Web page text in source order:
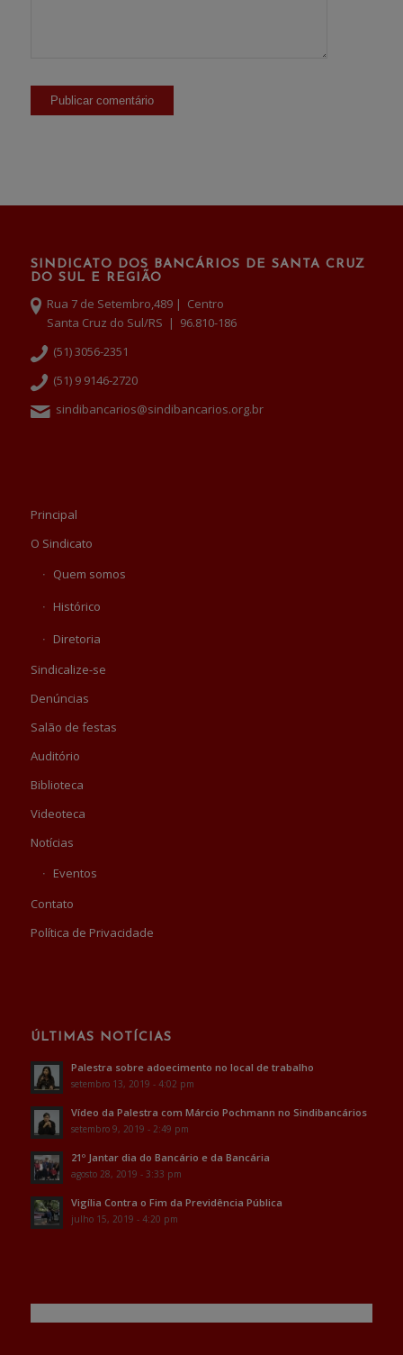
SINDICATO DOS BANCÁRIOS DE SANTA CRUZ
DO SUL E REGIÃO
Rua 7 de Setembro,489 | Centro
Santa Cruz do Sul/RS | 96.810-186
(51) 3056-2351
(51) 9 9146-2720
sindibancarios@sindibancarios.org.br
Principal
O Sindicato
Quem somos
Histórico
Diretoria
Sindicalize-se
Denúncias
Salão de festas
Auditório
Biblioteca
Videoteca
Notícias
Eventos
Contato
Política de Privacidade
ÚLTIMAS NOTÍCIAS
Palestra sobre adoecimento no local de trabalho
setembro 13, 2019 - 4:02 pm
Vídeo da Palestra com Márcio Pochmann no Sindibancários
setembro 9, 2019 - 2:49 pm
21º Jantar dia do Bancário e da Bancária
agosto 28, 2019 - 3:33 pm
Vigília Contra o Fim da Previdência Pública
julho 15, 2019 - 4:20 pm